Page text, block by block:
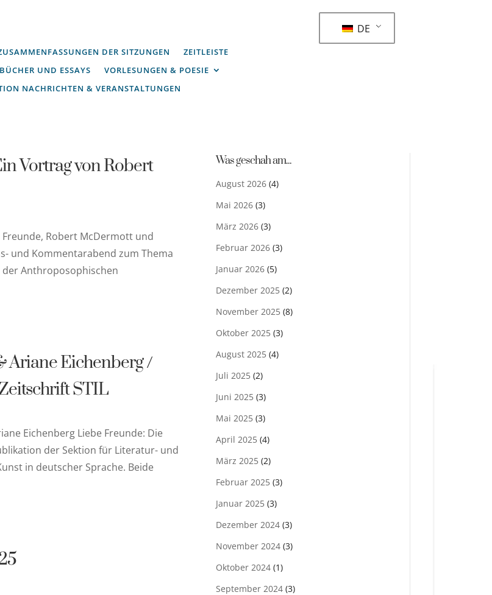
DER SITZUNGEN
ZEITLEISTE
BÜCHER UND ESSAYS
VORLESUNGEN & POESIE
NACHRICHTEN & VERANSTALTUNGEN
DE
Vortrag von Robert
Robert McDermott und
und Kommentarabend zum Thema
Anthroposophischen
Ariane Eichenberg /
STIL
Eichenberg Liebe Freunde: Die
der Sektion für Literatur- und
in deutscher Sprache. Beide
Was geschah am...
August 2026(4)
Mai 2026(3)
März 2026(3)
Februar 2026(3)
Januar 2026(5)
Dezember 2025(2)
November 2025(8)
Oktober 2025(3)
August 2025(4)
Juli 2025(2)
Juni 2025(3)
Mai 2025(3)
April 2025(4)
März 2025(2)
Februar 2025(3)
Januar 2025(3)
Dezember 2024(3)
November 2024(3)
Oktober 2024(1)
September 2024(3)